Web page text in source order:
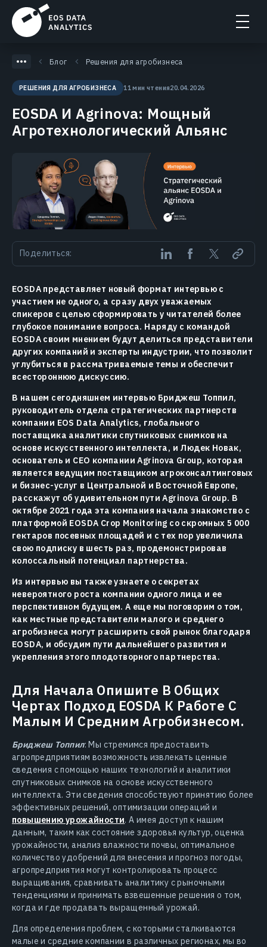
Блог Решения для агробизнеса
РЕШЕНИЯ ДЛЯ АГРОБИЗНЕСА 11 мин чтения20.04.2026
EOSDA И Agrinova: Мощный
Агротехнологический Альянс
Поделиться:
EOSDA представляет новый формат интервью с
участием не одного, а сразу двух уважаемых
спикеров с целью сформировать у читателей более
глубокое понимание вопроса. Наряду с командой
EOSDA своим мнением будут делиться представители
других компаний и эксперты индустрии, что позволит
углубиться в рассматриваемые темы и обеспечит
всестороннюю дискуссию.
В нашем сегодняшнем интервью Бриджеш Топпил,
руководитель отдела стратегических партнерств
компании EOS Data Analytics, глобального
поставщика аналитики спутниковых снимков на
основе искусственного интеллекта, и Людек Новак,
основатель и CEO компании Agrinova Group, которая
является ведущим поставщиком агроконсалтинговых
и бизнес-услуг в Центральной и Восточной Европе,
расскажут об удивительном пути Agrinova Group. В
октябре 2021 года эта компания начала знакомство с
платформой EOSDA Crop Monitoring со скромных 5 000
гектаров посевных площадей и с тех пор увеличила
свою подписку в шесть раз, продемонстрировав
колоссальный потенциал партнерства.
Из интервью вы также узнаете о секретах
невероятного роста компании одного лица и ее
перспективном будущем. А еще мы поговорим о том,
как местные представители малого и среднего
агробизнеса могут расширить свой рынок благодаря
EOSDA, и обсудим пути дальнейшего развития и
укрепления этого плодотворного партнерства.
Для Начала Опишите В Общих
Чертах Подход EOSDA К Работе С
Малым И Средним Агробизнесом.
Бриджеш Топпил: Мы стремимся предоставить
агропредприятиям возможность извлекать ценные
сведения с помощью наших технологий и аналитики
спутниковых снимков на основе искусственного
интеллекта. Эти сведения способствуют принятию более
эффективных решений, оптимизации операций и
повышению урожайности. А имея доступ к нашим
данным, таким как состояние здоровья культур, оценка
урожайности, анализ влажности почвы, оптимальное
количество удобрений для внесения и прогноз погоды,
агропредприятия могут контролировать процесс
выращивания, сравнивать аналитику с рыночными
тенденциями и принимать взвешенные решения о том,
когда и где продавать выращенный урожай.
Для определения проблем, с которыми сталкиваются
малые и средние компании в различных регионах, мы во